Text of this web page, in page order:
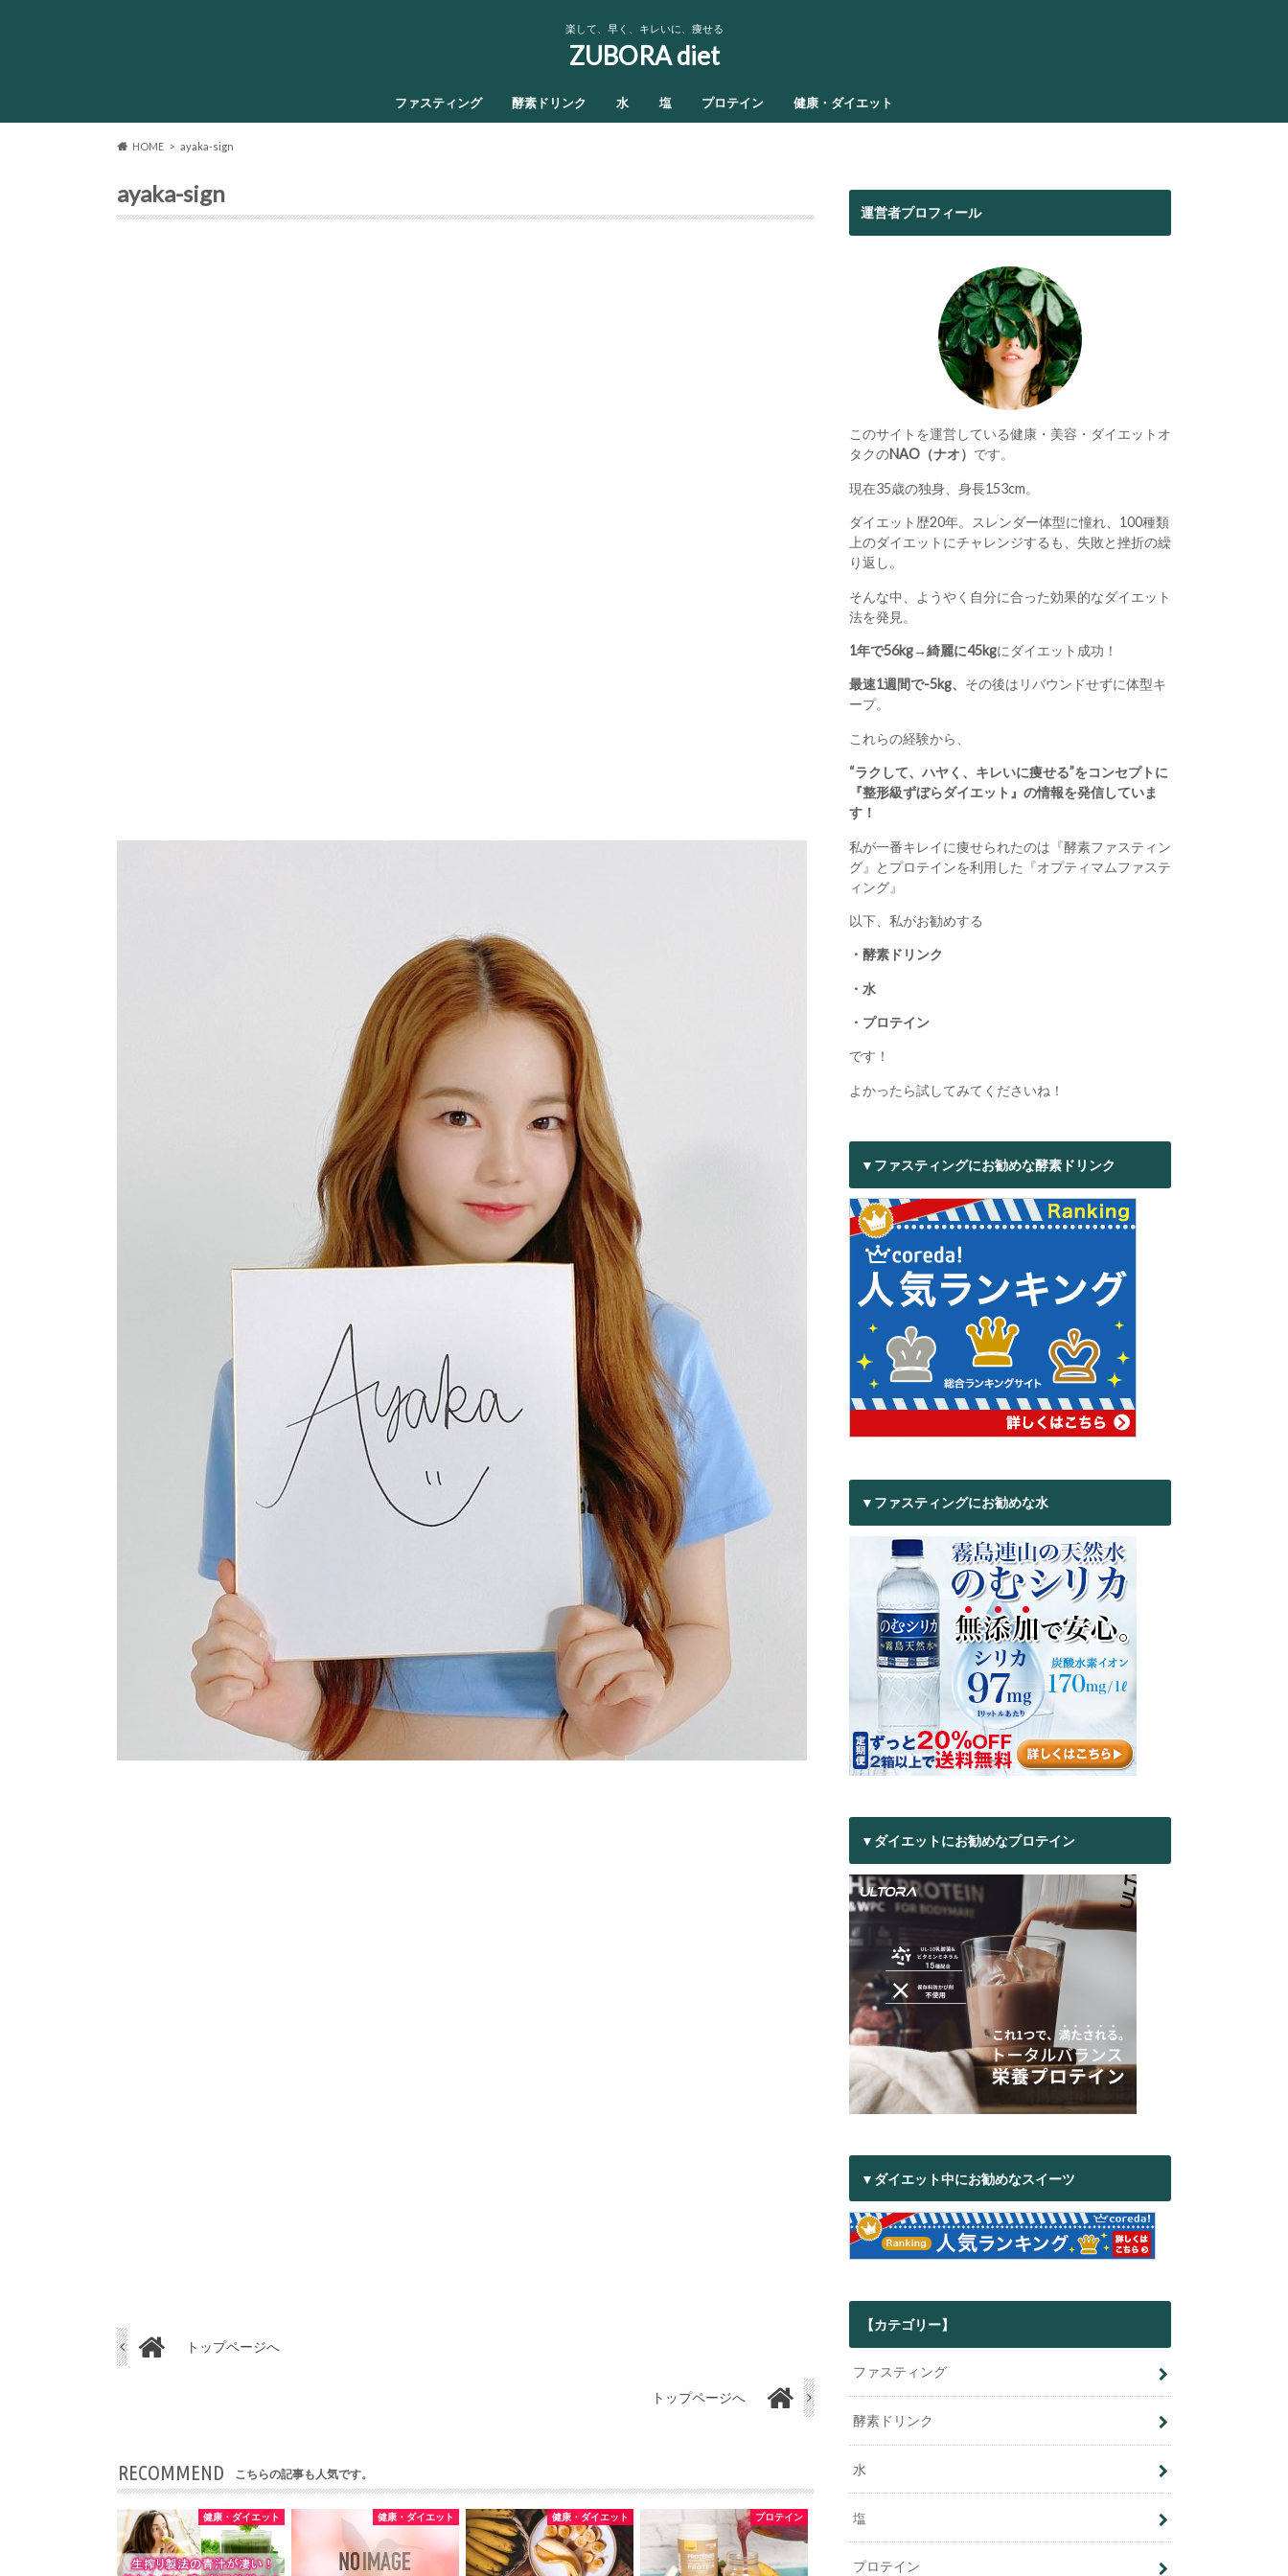
楽して、早く、キレいに、痩せる
ZUBORA diet
ファスティング 酵素ドリンク 水 塩 プロテイン 健康・ダイエット
HOME ayaka-sign
ayaka-sign
トップページへ
トップページへ
RECOMMEND こちらの記事も人気です。
健康・ダイエット 健康・ダイエット 健康・ダイエット プロテイン
運営者プロフィール
このサイトを運営している健康・美容・ダイエットオ
タクのNAO（ナオ） です。
現在35歳の独身、身長153cm。
ダイエット歴20年。スレンダー体型に憧れ、100種類
上のダイエットにチャレンジするも、失敗と挫折の繰
り返し。
そんな中、ようやく自分に合った効果的なダイエット
法を発見。
1年で56kg→綺麗に45kgにダイエット成功！
最速1週間で-5kg、 その後はリバウンドせずに体型キ
ープ。
これらの経験から、
“ラクして、ハヤく、キレいに痩せる”をコンセプトに
『整形級ずぼらダイエット』の情報を発信していま
す！
私が一番キレイに痩せられたのは『酵素ファスティン
グ』とプロテインを利用した『オプティマムファステ
ィング』
以下、私がお勧めする
・酵素ドリンク
・水
・プロテイン
です！
よかったら試してみてくださいね！
▼ファスティングにお勧めな酵素ドリンク
▼ファスティングにお勧めな水
▼ダイエットにお勧めなプロテイン
▼ダイエット中にお勧めなスイーツ
【カテゴリー】
ファスティング
酵素ドリンク
水
塩
プロテイン